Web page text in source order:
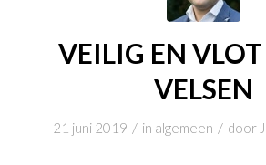
VEILIG EN
VELSEN
21 juni 2019 / in algemeen / door